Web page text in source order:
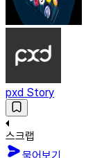
pxd Story
스크랩